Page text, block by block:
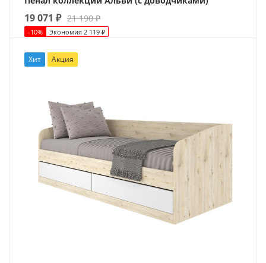
19 071 ₽ 21 190₽
-10% Экономия 2 119 ₽
Хит Акция